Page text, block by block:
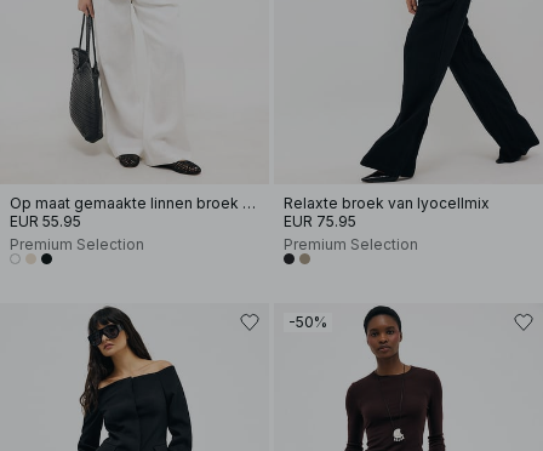
Op maat gemaakte linnen broek met wijde pijpen
EUR 55.95
Premium Selection
Relaxte broek van lyocellmix
EUR 75.95
Premium Selection
-50%